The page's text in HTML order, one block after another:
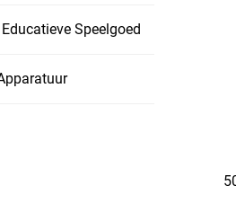
Speelgoed